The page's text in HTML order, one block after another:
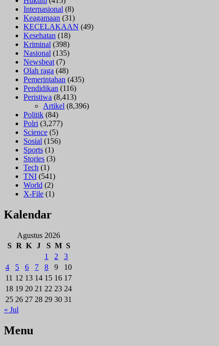
Internasional (8)
Keagamaan (31)
KECELAKAAN (49)
Kesehatan (18)
Kriminal (398)
Nasional (135)
Newsbeat (7)
Olah raga (48)
Pemerintahan (435)
Pendidikan (116)
Peristiwa (8,413)
Artikel (8,396)
Politik (84)
Polri (3,277)
Science (5)
Sosial (156)
Sports (1)
Stories (3)
Tech (1)
TNI (541)
World (2)
X-File (1)
Kalendar
Agustus 2026
S R K J S M S
1
2
3
4
5 6 7 8 9
10
11 12 13 14 15 16 17
18 19 20 21 22 23 24
25 26 27 28 29 30 31
« Jul
Menu